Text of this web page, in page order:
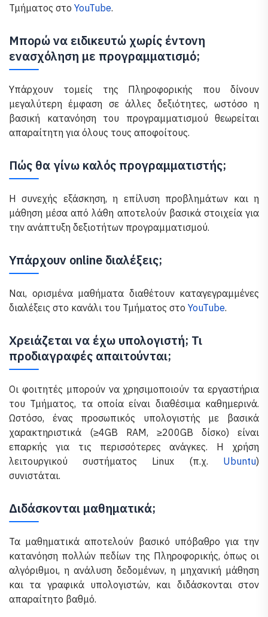
Τμήματος στο YouTube.
Μπορώ να ειδικευτώ χωρίς έντονη
ενασχόληση με προγραμματισμό;
Υπάρχουν τομείς της Πληροφορικής που δίνουν
μεγαλύτερη έμφαση σε άλλες δεξιότητες, ωστόσο η
βασική κατανόηση του προγραμματισμού θεωρείται
απαραίτητη για όλους τους αποφοίτους.
Πώς θα γίνω καλός προγραμματιστής;
Η συνεχής εξάσκηση, η επίλυση προβλημάτων και η
μάθηση μέσα από λάθη αποτελούν βασικά στοιχεία για
την ανάπτυξη δεξιοτήτων προγραμματισμού.
Υπάρχουν online διαλέξεις;
Ναι, ορισμένα μαθήματα διαθέτουν καταγεγραμμένες
διαλέξεις στο κανάλι του Τμήματος στο YouTube.
Χρειάζεται να έχω υπολογιστή; Τι
προδιαγραφές απαιτούνται;
Οι φοιτητές μπορούν να χρησιμοποιούν τα εργαστήρια
του Τμήματος, τα οποία είναι διαθέσιμα καθημερινά.
Ωστόσο, ένας προσωπικός υπολογιστής με βασικά
χαρακτηριστικά (≥4GB RAM, ≥200GB δίσκο) είναι
επαρκής για τις περισσότερες ανάγκες. Η χρήση
λειτουργικού συστήματος Linux (π.χ. Ubuntu)
συνιστάται.
Διδάσκονται μαθηματικά;
Τα μαθηματικά αποτελούν βασικό υπόβαθρο για την
κατανόηση πολλών πεδίων της Πληροφορικής, όπως οι
αλγόριθμοι, η ανάλυση δεδομένων, η μηχανική μάθηση
και τα γραφικά υπολογιστών, και διδάσκονται στον
απαραίτητο βαθμό.